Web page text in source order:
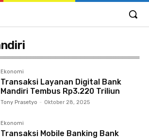
Ekonomi
Transaksi Layanan Digital Bank
Mandiri Tembus Rp3.220 Triliun
Tony Prasetyo - Oktober 28, 2025
Ekonomi
Transaksi Mobile Banking Bank